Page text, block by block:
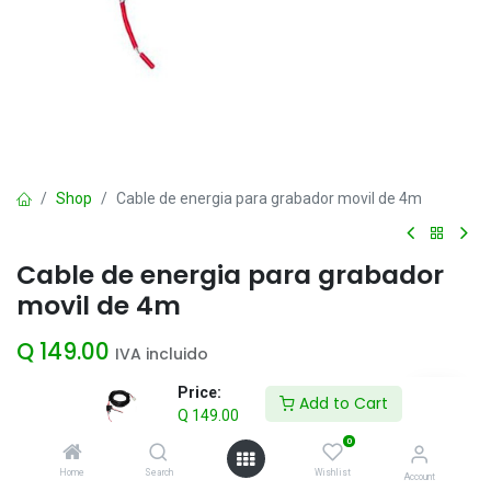
Price:
Q 149.00
Add to Cart
Home Search
0
Wishlist Account
Shop Cable de energia para grabador movil de 4m
Cable de energia para grabador
movil de 4m
Q 149.00 IVA incluido
Add to Cart
Agregar a la lista de deseos